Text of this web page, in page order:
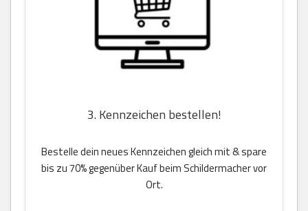
3. Kennzeichen bestellen!
Bestelle dein neues Kennzeichen gleich mit & spare
bis zu 70% gegenüber Kauf beim Schildermacher vor
Ort.